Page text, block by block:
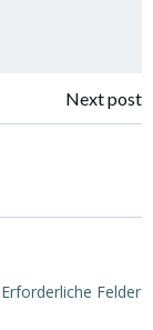
Next post
Erforderliche Felder